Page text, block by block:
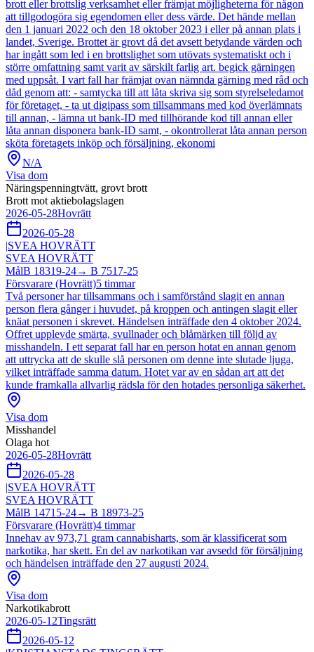
brott eller brottslig verksamhet eller främjat möjligheterna för någon
att tillgodogöra sig egendomen eller dess värde. Det hände mellan
den 1 januari 2022 och den 18 oktober 2023 i eller på annan plats i
landet, Sverige. Brottet är grovt då det avsett betydande värden och
har ingått som led i en brottslighet som utövats systematiskt och i
större omfattning samt varit av särskilt farlig art. begick gärningen
med uppsåt. I vart fall har främjat ovan nämnda gärning med råd och
dåd genom att: - samtycka till att låta skriva sig som styrelseledamot
för företaget, - ta ut digipass som tillsammans med kod överlämnats
till annan, - lämna ut bank-ID med tillhörande kod till annan eller
låta annan disponera bank-ID samt, - okontrollerat låta annan person
sköta företagets inköp och försäljning, ekonomi
N/A
Visa dom
Näringspenningtvätt, grovt brott
Brott mot aktiebolagslagen
2026-05-28Hovrätt
2026-05-28
|SVEA HOVRÄTT
SVEA HOVRÄTT
MålB 18319-24→ B 7517-25
Försvarare (Hovrätt)5 timmar
Två personer har tillsammans och i samförstånd slagit en annan
person flera gånger i huvudet, på kroppen och antingen slagit eller
knäat personen i skrevet. Händelsen inträffade den 4 oktober 2024.
Offret upplevde smärta, svullnader och blåmärken till följd av
misshandeln. I ett separat fall har en person hotat en annan genom
att uttrycka att de skulle slå personen om denne inte slutade ljuga,
vilket inträffade samma datum. Hotet var av en sådan art att det
kunde framkalla allvarlig rädsla för den hotades personliga säkerhet.
Visa dom
Misshandel
Olaga hot
2026-05-28Hovrätt
2026-05-28
|SVEA HOVRÄTT
SVEA HOVRÄTT
MålB 14715-24→ B 18973-25
Försvarare (Hovrätt)4 timmar
Innehav av 973,71 gram cannabisharts, som är klassificerat som
narkotika, har skett. En del av narkotikan var avsedd för försäljning
och händelsen inträffade den 27 augusti 2024.
Visa dom
Narkotikabrott
2026-05-12Tingsrätt
2026-05-12